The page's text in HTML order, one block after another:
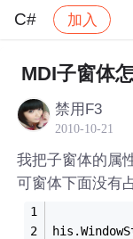
C# 加入
社区 C#
MDI子窗体
禁用F3
2010-10-21
我把子窗体的属
可窗体下面没有